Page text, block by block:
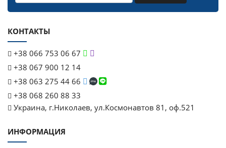
КОНТАКТЫ
+38 066 753 06 67
+38 067 900 12 14
+38 063 275 44 66
+38 068 260 88 33
Украина, г.Николаев, ул.Космонавтов 81, оф.521
ИНФОРМАЦИЯ